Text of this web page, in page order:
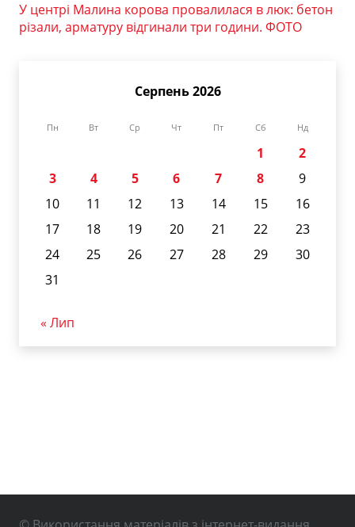
У центрі Малина корова провалилася в люк: бетон
різали, арматуру відгинали три години. ФОТО
Серпень 2026
Пн Вт Ср Чт Пт Сб Нд
1
2
3
4 5 6 7 8
9
10
11 12 13 14 15
16
17
18 19 20 21 22
23
24
25 26 27 28 29
30
31
« Лип